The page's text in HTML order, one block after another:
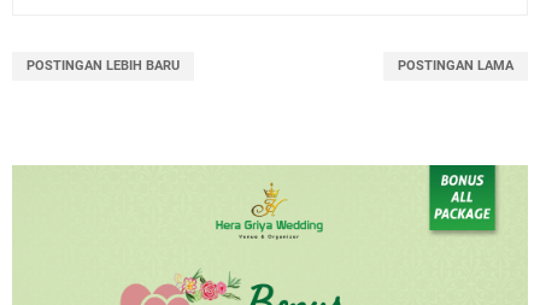
POSTINGAN LEBIH BARU POSTINGAN LAMA